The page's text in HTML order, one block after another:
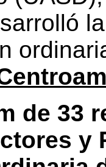
de 33
y